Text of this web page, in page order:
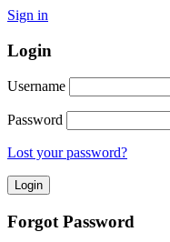
Sign in
Login
Username
Password
Lost your password?
Forgot Password